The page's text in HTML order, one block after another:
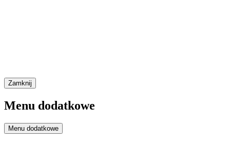
Zamknij
Menu dodatkowe
Menu dodatkowe